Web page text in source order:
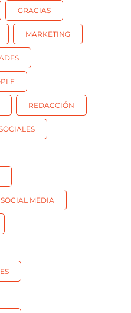
GRACIAS
MARKETING
REDACCIÓN
SOCIAL MEDIA